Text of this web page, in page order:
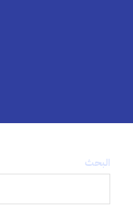
البحث